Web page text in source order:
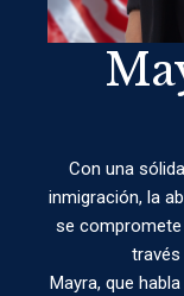
Con una
inmigración, la
se
Mayra, que